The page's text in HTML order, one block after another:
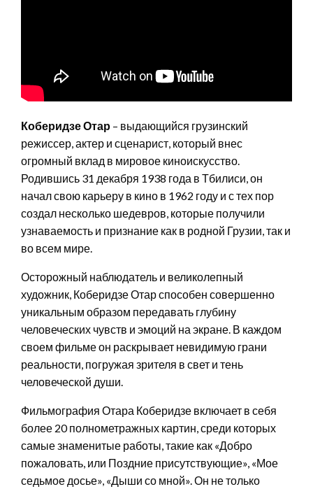
Коберидзе Отар – выдающийся грузинский
режиссер, актер и сценарист, который внес
огромный вклад в мировое киноискусство.
Родившись 31 декабря 1938 года в Тбилиси, он
начал свою карьеру в кино в 1962 году и с тех пор
создал несколько шедевров, которые получили
узнаваемость и признание как в родной Грузии, так и
во всем мире.
Осторожный наблюдатель и великолепный
художник, Коберидзе Отар способен совершенно
уникальным образом передавать глубину
человеческих чувств и эмоций на экране. В каждом
своем фильме он раскрывает невидимую грани
реальности, погружая зрителя в свет и тень
человеческой души.
Фильмография Отара Коберидзе включает в себя
более 20 полнометражных картин, среди которых
самые знаменитые работы, такие как «Добро
пожаловать, или Поздние присутствующие», «Мое
седьмое досье», «Дыши со мной». Он не только